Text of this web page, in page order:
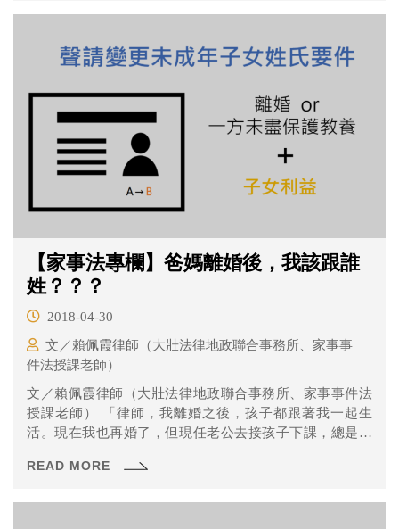
【家事法專欄】爸媽離婚後，我該跟誰
姓？？？
2018-04-30
文／賴佩霞律師（大壯法律地政聯合事務所、家事事
件法授課老師）
文／賴佩霞律師（大壯法律地政聯合事務所、家事事件法
授課老師） 「律師，我離婚之後，孩子都跟著我一起生
活。現在我也再婚了，但現任老公去接孩子下課，總是會
READ MORE